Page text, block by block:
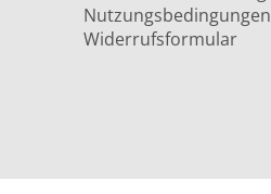
Nutzungsbedingungen
Widerrufsformular